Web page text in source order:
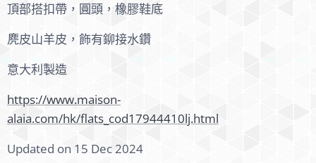
頂部搭扣帶，圓頭，橡膠鞋底
麂皮山羊皮，飾有鉚接水鑽
意大利製造
https://www.maison-
alaia.com/hk/flats_cod17944410lj.html
Updated on 15 Dec 2024